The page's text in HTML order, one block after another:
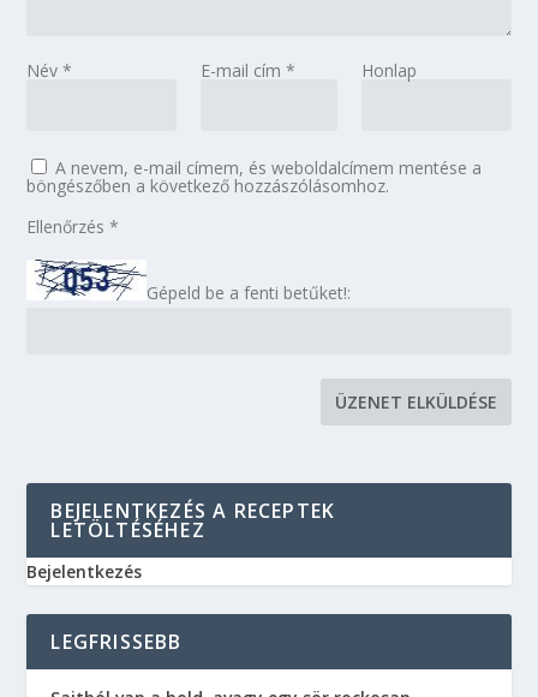
Név* E-mail cím * Honlap
A nevem, e-mail címem, és weboldalcímem mentése a
böngészőben a következő hozzászólásomhoz.
Ellenőrzés*
Gépeld be a fenti betűket!:
BEJELENTKEZÉS A RECEPTEK
LETÖLTÉSÉHEZ
Bejelentkezés
LEGFRISSEBB